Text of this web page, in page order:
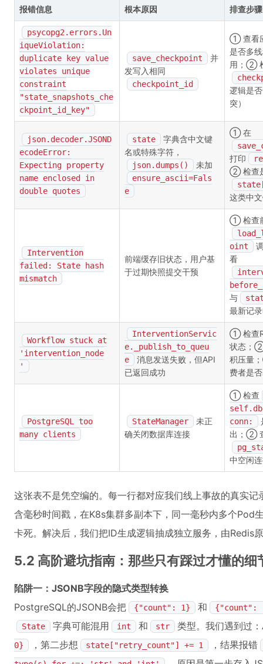
报错信息 根本原因 排查步骤
psycopg2.errors.Un
iqueViolation:
duplicate key value
violates unique
constraint
"state_snapshots_che
ckpoint_id_key"
save_checkpoint
并
发写入相同
checkpoint_id
① 查看
是否多
用；②
逻辑是
突）
json.decoder.JSOND
ecodeError:
Expecting property
name enclosed in
double quotes
state
字典含中文键
名或特殊字符，
json.dumps() 未加
ensure_ascii=Fals
e
① 在
打印
② 检查
这类中
Intervention
failed: State hash
mismatch
前端缓存旧状态，用户基
于过期快照提交干预
① 检查
oint
看
与
最新记
Workflow stuck at
'intervention_node
'
InterventionServic
e._publish_to_queu
e
消息发送失败，但API
已返回成功
① 检查
状态；
积压量
费者是
PostgreSQL too
many clients
StateManager
未正
确关闭数据库连接
① 检查
conn:
出；②
中空闲
这张表不是凭空编的。每一行都对应我们线上事故的真实记
含毫秒时间戳，在K8s集群多副本下，同一毫秒内多个Pod
卡死。解决后，我们把ID生成逻辑抽成独立服务，由Redis
5.2 高阶避坑指南：那些只有踩过才懂的细
陷阱一：JSONB字段的隐式类型转换
PostgreSQL的JSONB会把
{"count": 1} 和
{"count":
State
字典可能混用 int 和 str 类型。我们遇到过
0} ，第二步想 state["retry_count"] += 1 ，结果报错